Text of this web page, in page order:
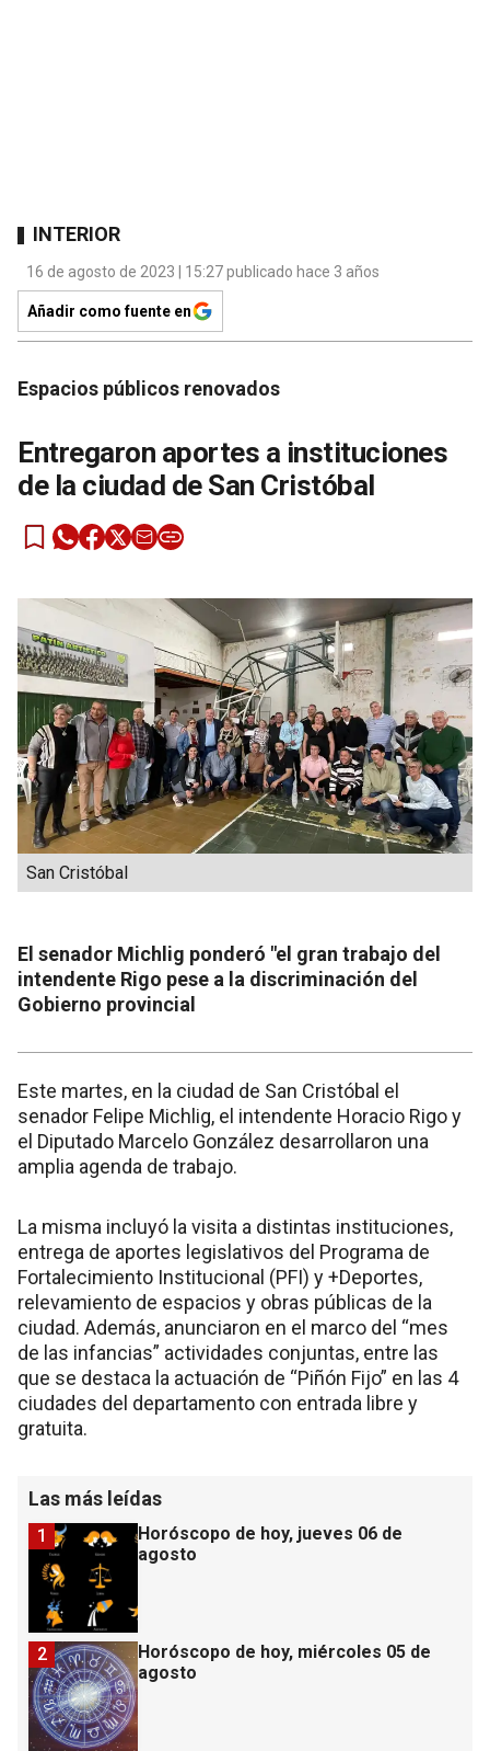
INTERIOR
16 de agosto de 2023 | 15:27 publicado hace 3 años
Añadir como fuente en
Espacios públicos renovados
Entregaron aportes a instituciones
de la ciudad de San Cristóbal
San Cristóbal
El senador Michlig ponderó "el gran trabajo del
intendente Rigo pese a la discriminación del
Gobierno provincial
Este martes, en la ciudad de San Cristóbal el
senador Felipe Michlig, el intendente Horacio Rigo y
el Diputado Marcelo González desarrollaron una
amplia agenda de trabajo.
La misma incluyó la visita a distintas instituciones,
entrega de aportes legislativos del Programa de
Fortalecimiento Institucional (PFI) y +Deportes,
relevamiento de espacios y obras públicas de la
ciudad. Además, anunciaron en el marco del “mes
de las infancias” actividades conjuntas, entre las
que se destaca la actuación de “Piñón Fijo” en las 4
ciudades del departamento con entrada libre y
gratuita.
Las más leídas
Horóscopo de hoy, jueves 06 de
agosto
1
Horóscopo de hoy, miércoles 05 de
agosto
2